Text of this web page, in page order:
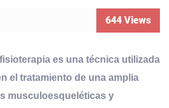
644 Views
es una técnica utilizada
el tratamiento de una amplia
musculoesqueléticas y